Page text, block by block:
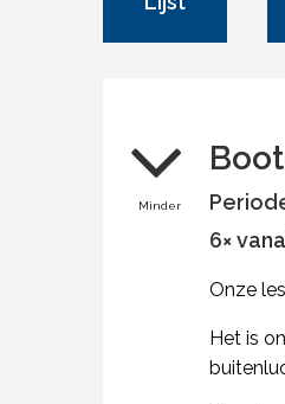
Minder
6×
Onze
Het is